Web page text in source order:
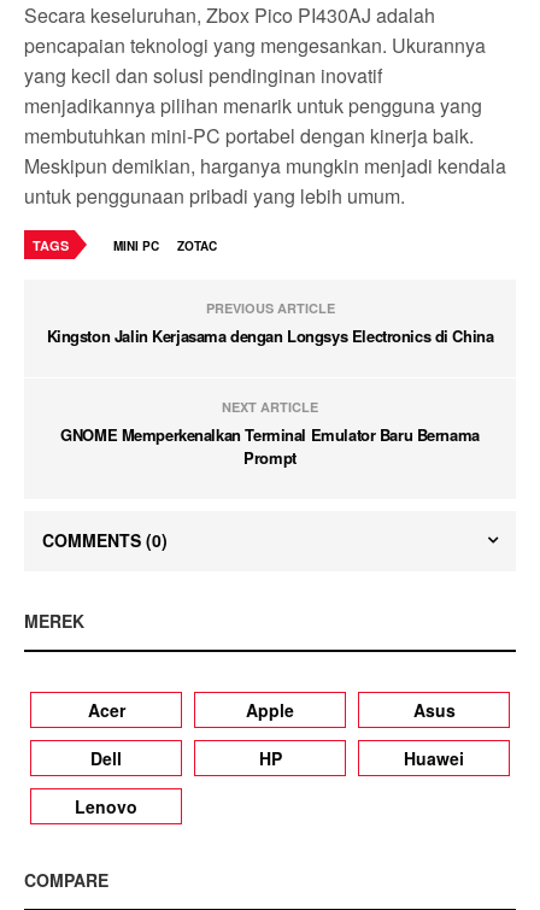
Secara keseluruhan, Zbox Pico PI430AJ adalah
pencapaian teknologi yang mengesankan. Ukurannya
yang kecil dan solusi pendinginan inovatif
menjadikannya pilihan menarik untuk pengguna yang
membutuhkan mini-PC portabel dengan kinerja baik.
Meskipun demikian, harganya mungkin menjadi kendala
untuk penggunaan pribadi yang lebih umum.
TAGS MINI PC ZOTAC
PREVIOUS ARTICLE
Kingston Jalin Kerjasama dengan Longsys Electronics di China
NEXT ARTICLE
GNOME Memperkenalkan Terminal Emulator Baru Bernama
Prompt
COMMENTS (0)
MEREK
Acer Apple
Asus
Dell
HP
Huawei
Lenovo
COMPARE